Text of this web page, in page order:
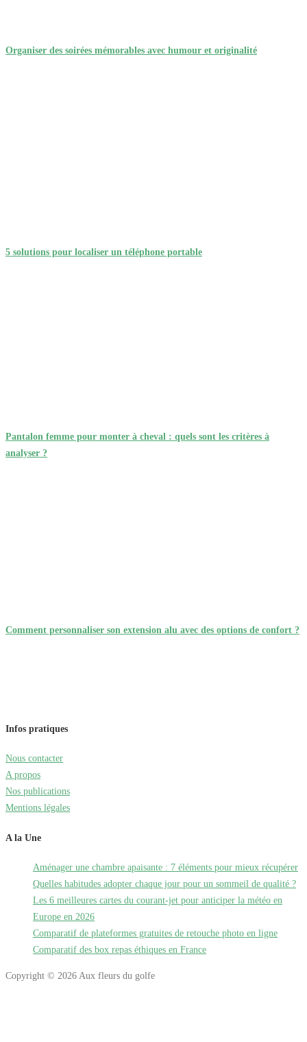
Organiser des soirées mémorables avec humour et originalité
5 solutions pour localiser un téléphone portable
Pantalon femme pour monter à cheval : quels sont les critères à
analyser ?
Comment personnaliser son extension alu avec des options de confort ?
Infos pratiques
Nous contacter
A propos
Nos publications
Mentions légales
A la Une
Aménager une chambre apaisante : 7 éléments pour mieux récupérer
Quelles habitudes adopter chaque jour pour un sommeil de qualité ?
Les 6 meilleures cartes du courant-jet pour anticiper la météo en
Europe en 2026
Comparatif de plateformes gratuites de retouche photo en ligne
Comparatif des box repas éthiques en France
Copyright © 2026 Aux fleurs du golfe